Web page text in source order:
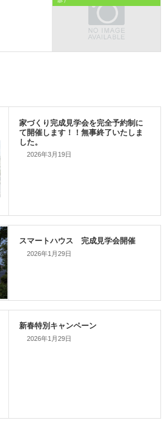
家づくりこぼれ話！
家づくり完成見学会を完全予約制
2026年3月19日
2026年1月29日
2026年1月29日